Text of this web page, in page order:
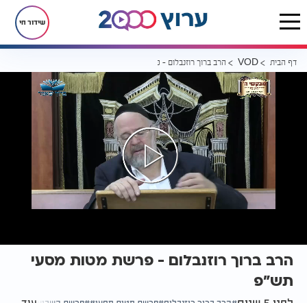
שידור חי
דף הבית VOD הרב ברוך רוזנבלום - פרשת מטות מסעי תש"פ
הרב ברוך רוזנבלום - פרשת מטות מסעי
תש"פ